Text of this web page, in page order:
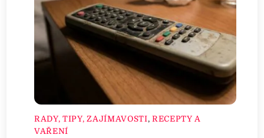
RADY, TIPY, ZAJÍMAVOSTI, RECEPTY A
VAŘENÍ